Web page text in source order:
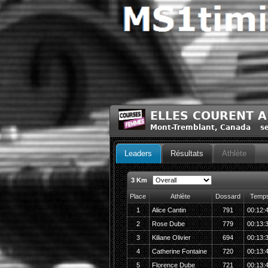
ELLES COURENT
Mont-Tremblant, Canada
Leaders Résultats Athlète
3 Km
Place Athlète Dossard
1
Alice Cantin 791
2
Rose Dube 779
3
Kiliane Olivier 694
4
Catherine Fontaine 720
5
Florence Dube 721